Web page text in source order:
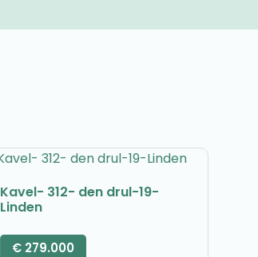
Kavel- 312- den drul-19-
Linden
€279.000